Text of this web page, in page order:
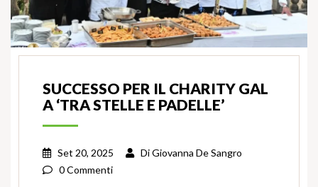
SUCCESSO PER IL CHARITY GAL
A ‘TRA STELLE E PADELLE’
Set 20, 2025 DiGiovanna De Sangro
0 Commenti